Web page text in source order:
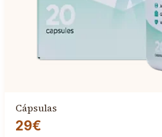
Cápsulas
29€